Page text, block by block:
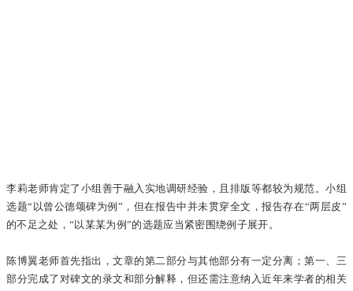
李莉老师肯定了小组善于融入实地调研经验，且排版等都较为规范。小组
选题“以曾公德颂碑为例”，但在报告中并未贯穿全文，报告存在“两层皮”
的不足之处，“以某某为例”的选题应当紧密围绕例子展开。
陈博翼老师首先指出，文章的第二部分与其他部分有一定分离；第一、三
部分完成了对碑文的录文和部分解释，但还需注意纳入近年来学者的相关